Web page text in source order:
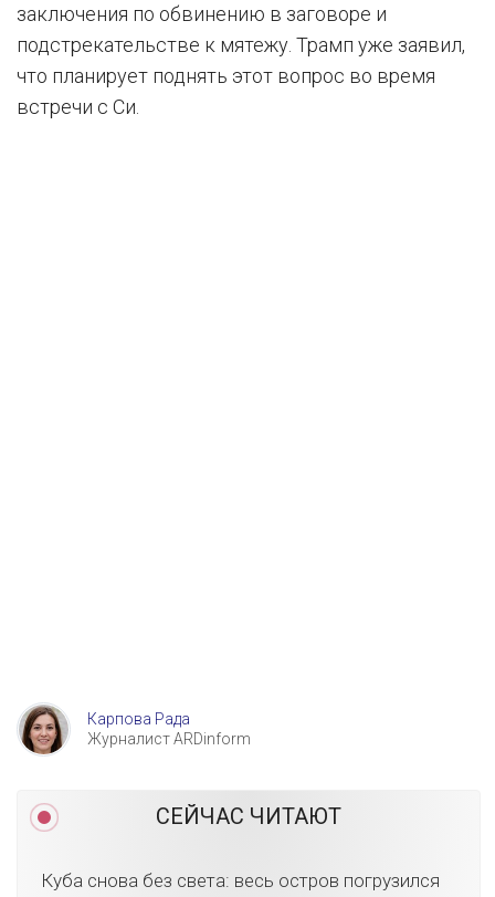
заключения по обвинению в заговоре и
подстрекательстве к мятежу. Трамп уже заявил,
что планирует поднять этот вопрос во время
встречи с Си.
Карпова Рада
Журналист ARDinform
СЕЙЧАС ЧИТАЮТ
Куба снова без света: весь остров погрузился